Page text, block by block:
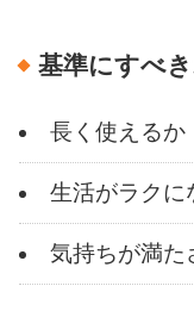
基準にすべ
長く使えるか
生活がラクに
気持ちが満た